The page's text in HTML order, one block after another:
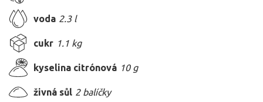
voda 2.3 l
cukr 1.1 kg
kyselina citrónová 10 g
živná sůl 2 balíčky